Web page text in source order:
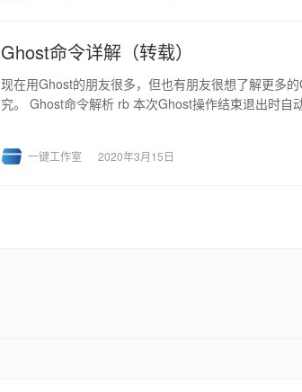
Ghost命令详解（转载）
现在用Ghost的朋友很多，但也有朋友很想了解更多
究。 Ghost命令解析 rb 本次Ghost操作结束退出时自
一键工作室 2020年3月15日